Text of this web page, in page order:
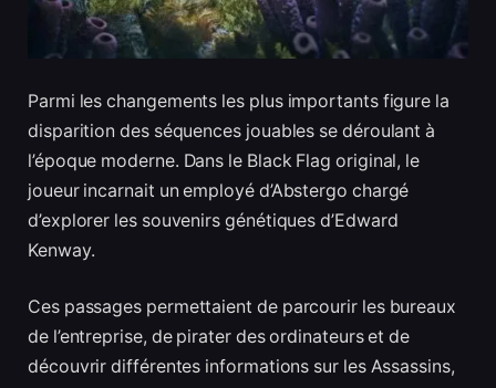
Parmi les changements les plus importants figure la
disparition des séquences jouables se déroulant à
l’époque moderne. Dans le Black Flag original, le
joueur incarnait un employé d’Abstergo chargé
d’explorer les souvenirs génétiques d’Edward
Kenway.
Ces passages permettaient de parcourir les bureaux
de l’entreprise, de pirater des ordinateurs et de
découvrir différentes informations sur les Assassins,